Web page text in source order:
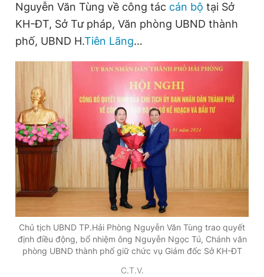
Thông tin tòa soạn Liên hệ quảng cáo
Đọc Thanh Niên trên điện thoại
Theo dõi báo trên
0906 645 777 0908 780 404
RSS
Nguyễn Văn Tùng về công tác cán bộ tại Sở
KH-ĐT, Sở Tư pháp, Văn phòng UBND thành
phố, UBND H.Tiên Lãng…
Chủ tịch UBND TP.Hải Phòng Nguyễn Văn Tùng trao quyết
định điều động, bổ nhiệm ông Nguyễn Ngọc Tú, Chánh văn
phòng UBND thành phố giữ chức vụ Giám đốc Sở KH-ĐT
C.T.V.